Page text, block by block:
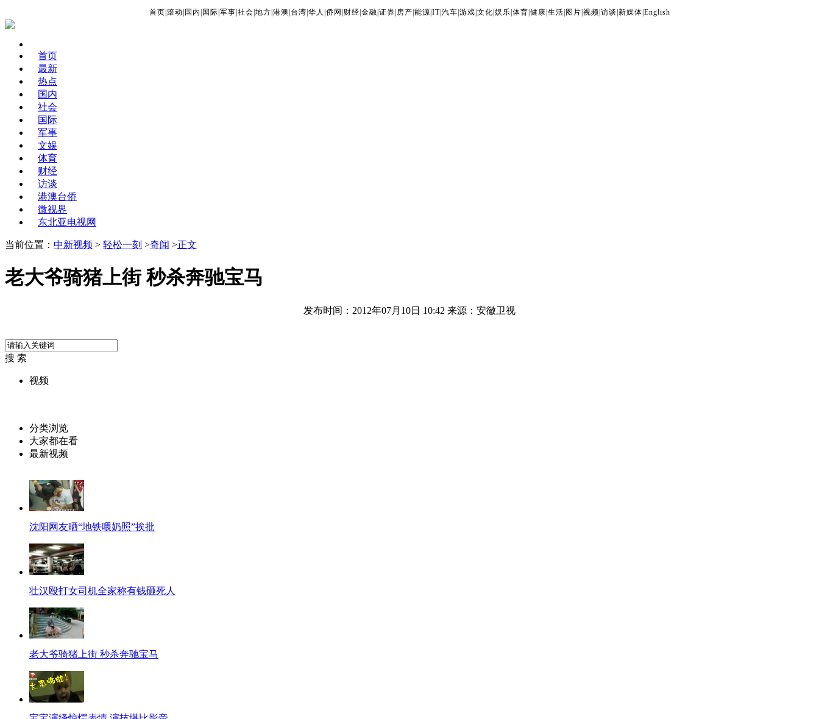
首页 滚动 国内 国际 军事 社会 地方 港澳 台湾 华人 侨网 财经 金融 证券 房产 能源 IT| 汽车 游戏 文化 娱乐 体育 健康 生活 图片 视频 访谈 新媒体 English
首页
最新
热点
国内
社会
国际
军事
文娱
体育
财经
访谈
港澳台侨
微视界
东北亚电视网
当前位置： 中新视频 > 轻松一刻 >奇闻 >正文
老大爷骑猪上街 秒杀奔驰宝马
发布时间：2012年07月10日 10:42 来源：安徽卫视
搜 索
视频
分类浏览
大家都在看
最新视频
沈阳网友晒“地铁喂奶照”挨批
壮汉殴打女司机全家称有钱砸死人
老大爷骑猪上街 秒杀奔驰宝马